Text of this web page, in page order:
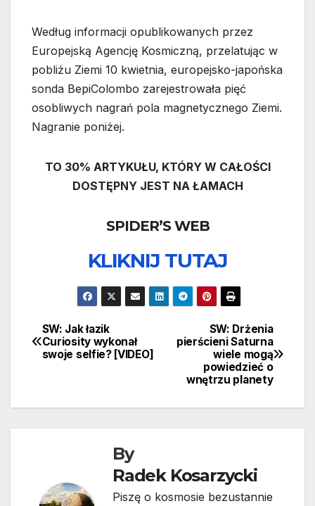
Według informacji opublikowanych przez
Europejską Agencję Kosmiczną, przelatując w
pobliżu Ziemi 10 kwietnia, europejsko-japońska
sonda BepiColombo zarejestrowała pięć
osobliwych nagrań pola magnetycznego Ziemi.
Nagranie poniżej.
TO 30% ARTYKUŁU, KTÓRY W CAŁOŚCI
DOSTĘPNY JEST NA ŁAMACH
SPIDER’S WEB
KLIKNIJ TUTAJ
Nawigacja
wpisu
SW: Drżenia
pierścieni Saturna
wiele mogą
powiedzieć o
wnętrzu planety
SW: Jak łazik
Curiosity wykonał
swoje selfie? [VIDEO]
By
Radek Kosarzycki
Piszę o kosmosie bezustannie